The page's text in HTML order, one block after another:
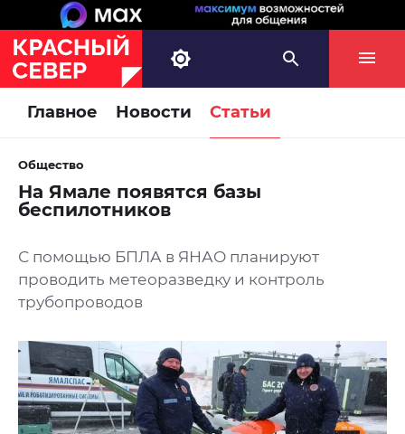
Главное Новости Статьи
Общество
На Ямале появятся базы
беспилотников
С помощью БПЛА в ЯНАО планируют
проводить метеоразведку и контроль
трубопроводов